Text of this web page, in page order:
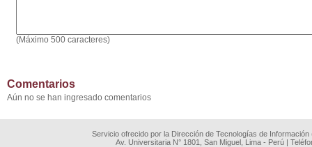
(Máximo 500 caracteres)
Comentarios
Aún no se han ingresado comentarios
Servicio ofrecido por la Dirección de Tecnologías de
Av. Universitaria N° 1801, San Miguel, Lima - Perú |